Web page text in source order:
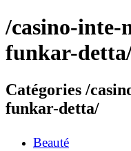
/casino-
funkar-
Catégories /
funkar-detta/
Beauté